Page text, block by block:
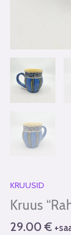
KRUUSID
Kruus
29.00 €